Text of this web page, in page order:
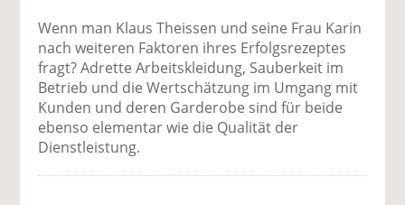
Wenn man Klaus Theissen und seine Frau Karin
nach weiteren Faktoren ihres Erfolgsrezeptes
fragt? Adrette Arbeitskleidung, Sauberkeit im
Betrieb und die Wertschätzung im Umgang mit
Kunden und deren Garderobe sind für beide
ebenso elementar wie die Qualität der
Dienstleistung.